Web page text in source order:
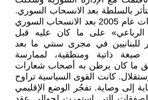
بالسلطة بعد الانسحاب السوري.
هذا ما كرسته انتخابات عام 2005 بعد الانسحاب السوري
الرباعي» على ما كان عليه قبل
للبنانيين في مجرى سنتي ما بعد
صيغة ذاتية ومنطقية، لممارسة
ما كان يرطن به أصحاب شعارات
كانت القوى السياسية تراوح
إلى وصاية. تفجُر الوضع الإقليمي